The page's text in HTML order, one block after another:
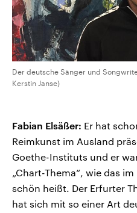
Der deutsche Sänger und
Kerstin Janse)
Fabian Elsäßer: Er hat
Reimkunst im Ausland
Goethe-Instituts und er
„Chart-Thema“, wie das
schön heißt. Der Erfurter
hat sich mit so einer Art